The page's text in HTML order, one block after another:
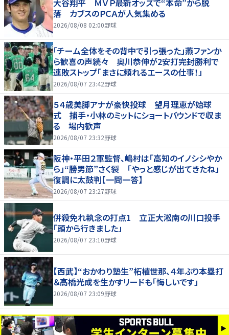
落 カブスのＰＣＡが人気集める
2026/08/08 02:00野球
「チーム全体をその背中で引っ張った」燕ファンか
ら歓喜の声続々 奥川恭伸が2安打完封勝利で
連敗ストップ「まさに頼れるエースの仕事！」
2026/08/07 23:42野球
５４歳美脚アナが豪快投球 望月理恵が始球
式 捕手・小林のミットにショートバウンドで収ま
る 場内歓声
2026/08/07 23:32野球
阪神・平田２軍監督、嶋村は「高知のイノシシやか
ら」“勝男節”さく裂 「やっと感じが出てきたね」
復調に太鼓判【一問一答】
2026/08/07 23:27野球
併殺免れ執念の打点1 立正大淞南の川口投手
「頭から行きました」
2026/08/07 23:10野球
【西武】“おかわり塾生”柘植世那、４年ぶり本塁打
＆高橋光成を生かすリードも「悔しいです」
2026/08/07 23:09野球